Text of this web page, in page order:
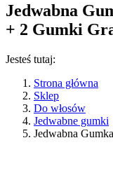
Jedwabna
+ 2 Gumki
Jesteś tutaj:
Strona główna
Sklep
Do włosów
Jedwabne gumki
Jedwabna